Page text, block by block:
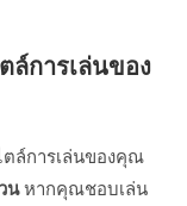
ล์การเล่นของ
ตล์การเล่นของคุณ
นหากคุณชอบเล่น